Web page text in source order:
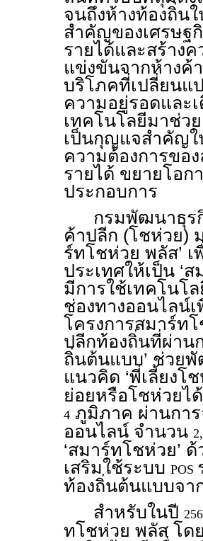
จนถึงห้างท้องถิ่น
สำคัญของเศรษฐ
รายได้และสร้าง
แข่งขันจากห้างค้
บริโภคที่เปลี่ยนแ
ความอยู่รอดและ
เทคโนโลยีมาช่ว
เป็นกุญแจสำคัญ
ความต้องการขอ
รายได้ ขยายโอก
ประกอบการ
กรมพัฒนาธุรกิ
ค้าปลีก (โชห่วย)
ร์ทโชห่วย พลัส’
ประเทศให้เป็น ‘
มีการใช้เทคโนโ
ช่องทางออนไลน์
โครงการสมาร์ท
ปลีกท้องถิ่นที่ผ่าน
ถิ่นต้นแบบ’ ช่วย
แนวคิด ‘พี่เลี้ยงโ
ย่อยหรือโชห่วยไ
4 ภูมิภาค ผ่านกา
ออนไลน์ จำนวน
‘สมาร์ทโชห่วย’
เสริมใช้ระบบ POS
ท้องถิ่นต้นแบบจา
สำหรับในปี
ทโชห่วย พลัส โด